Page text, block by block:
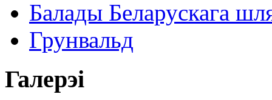
Балады Беларускага
Грунвальд
Галерэі